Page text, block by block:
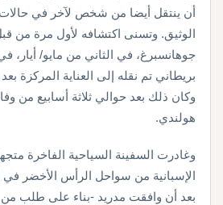
أن ينتقل أيضا من شخص لآخر في حالات
الوثيق. وتسنى اكتشافه لأول مرة من
جوهانسبرغ، في الثاني من مايو/ أيار،
بريطاني تم نقله إلى العناية المركزة
وكان ذلك بعد حوالي ثلاثة أسابيع من
هولندي.
وغادرت السفينة السياحية الفاخرة
الإسبانية من سواحل الرأس الأخضر في
بعد أن وافقت مدريد -بناء على طلب